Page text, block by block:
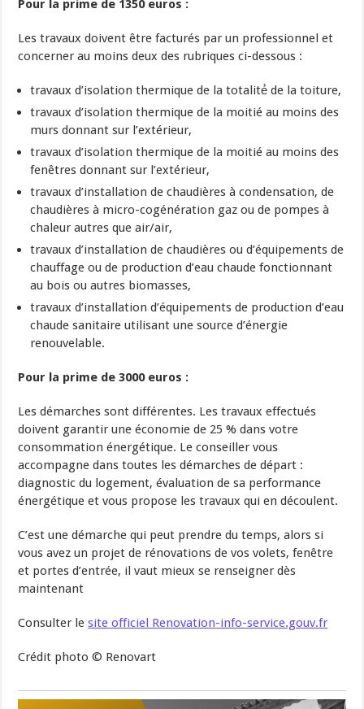
Pour la prime de 1350 euros :
Les travaux doivent être facturés par un professionnel et
concerner au moins deux des rubriques ci-dessous :
travaux d’isolation thermique de la totalité́ de la toiture,
travaux d’isolation thermique de la moitié au moins des
murs donnant sur l’extérieur,
travaux d’isolation thermique de la moitié au moins des
fenêtres donnant sur l’extérieur,
travaux d’installation de chaudières à condensation, de
chaudières à micro-cogénération gaz ou de pompes à
chaleur autres que air/air,
travaux d’installation de chaudières ou d’équipements de
chauffage ou de production d’eau chaude fonctionnant
au bois ou autres biomasses,
travaux d’installation d’équipements de production d’eau
chaude sanitaire utilisant une source d’énergie
renouvelable.
Pour la prime de 3000 euros :
Les démarches sont différentes. Les travaux effectués
doivent garantir une économie de 25 % dans votre
consommation énergétique. Le conseiller vous
accompagne dans toutes les démarches de départ :
diagnostic du logement, évaluation de sa performance
énergétique et vous propose les travaux qui en découlent.
C’est une démarche qui peut prendre du temps, alors si
vous avez un projet de rénovations de vos volets, fenêtre
et portes d’entrée, il vaut mieux se renseigner dès
maintenant
Consulter lesite officiel Renovation-info-service.gouv.fr
Crédit photo © Renovart